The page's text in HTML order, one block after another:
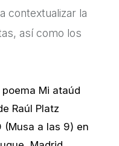
contextualizar la
así como los
Mi ataúd
Raúl Platz
(Musa a las 9) en